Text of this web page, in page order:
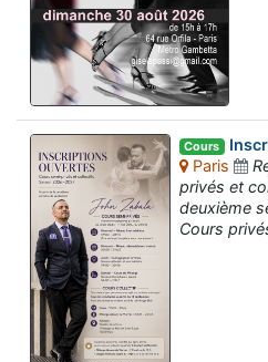
Cours
Paris
privés et
deuxième
Cours